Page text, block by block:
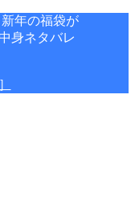
年の福袋が
身ネタバレ